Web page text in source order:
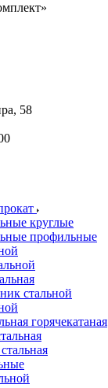
58
круглые
профильные
стальной
горячекатаная